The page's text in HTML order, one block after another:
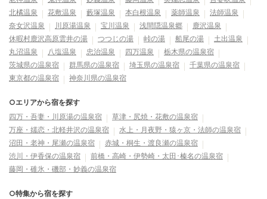
北橘温泉
花敷温泉 藪塚温泉 本白根温泉 薬師温泉
法師温泉
奈女沢温泉
川原湯温泉 宝川温泉 浅間隠温泉郷
鹿沢温泉
休暇村鹿沢高原雲井の湯
つつじの湯 峠の湯 船尾の湯
土出温泉
丸沼温泉
八塩温泉 忠治温泉 四万温泉
栃木県の温泉宿
茨城県の温泉宿
群馬県の温泉宿 埼玉県の温泉宿
千葉県の温泉宿
東京都の温泉宿
神奈川県の温泉宿
○エリアから宿を探す
四万・吾妻・川原湯の温泉宿
草津・尻焼・花敷の温泉宿
万座・嬬恋・北軽井沢の温泉宿
水上・月夜野・猿ヶ京・法師の温泉宿
沼田・老神・尾瀬の温泉宿
赤城・桐生・渡良瀬の温泉宿
渋川・伊香保の温泉宿
前橋・高崎・伊勢崎・太田･榛名の温泉宿
藤岡・碓氷・磯部・妙義の温泉宿
○特集から宿を探す